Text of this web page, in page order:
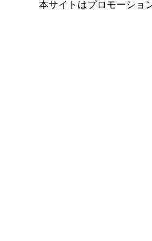
本サイトはプロモーショ